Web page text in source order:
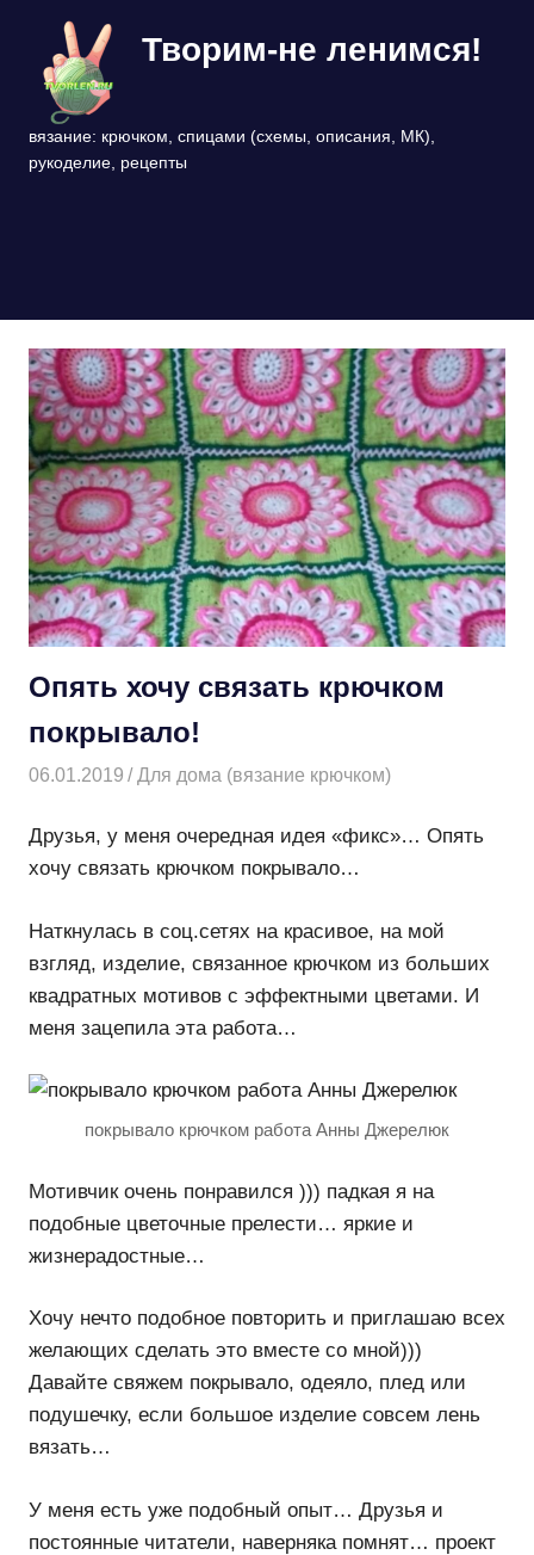
содержимому
Творим-не ленимся!
вязание: крючком, спицами (схемы, описания, МК),
рукоделие, рецепты
Опять хочу связать крючком
покрывало!
06.01.2019 Творогова Елена
Для дома (вязание крючком)
Друзья, у меня очередная идея «фикс»… Опять
хочу связать крючком покрывало…
Наткнулась в соц.сетях на красивое, на мой
взгляд, изделие, связанное крючком из больших
квадратных мотивов с эффектными цветами. И
меня зацепила эта работа…
покрывало крючком работа Анны Джерелюк
Мотивчик очень понравился ))) падкая я на
подобные цветочные прелести… яркие и
жизнерадостные…
Хочу нечто подобное повторить и приглашаю всех
желающих сделать это вместе со мной)))
Давайте свяжем покрывало, одеяло, плед или
подушечку, если большое изделие совсем лень
вязать…
У меня есть уже подобный опыт… Друзья и
постоянные читатели, наверняка помнят… проект